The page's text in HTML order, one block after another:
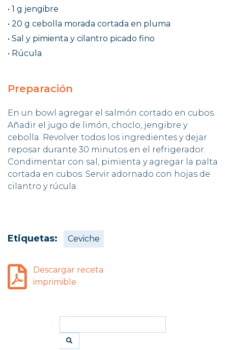
• 1 g jengibre
• 20 g cebolla morada cortada en pluma
• Sal y pimienta y cilantro picado fino
• Rúcula
Preparación
En un bowl agregar el salmón cortado en cubos.
Añadir el jugo de limón, choclo, jengibre y
cebolla. Revolver todos los ingredientes y dejar
reposar durante 30 minutos en el refrigerador.
Condimentar con sal, pimienta y agregar la palta
cortada en cubos. Servir adornado con hojas de
cilantro y rúcula.
Etiquetas: Ceviche
Descargar receta
imprimible
for: